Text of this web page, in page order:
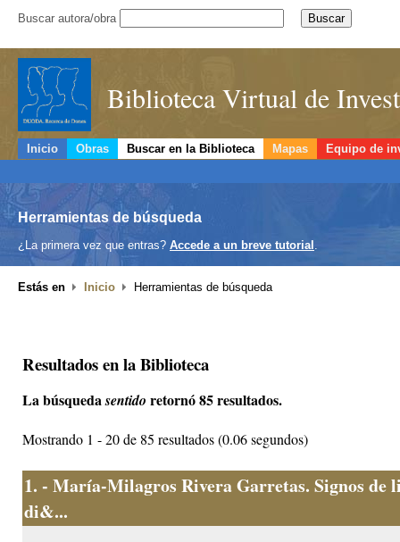
Buscar autora/obra
Biblioteca Virtual de
Inicio Obras Buscar en la Biblioteca Mapas Equipo de
Herramientas de búsqueda
¿La primera vez que entras? Accede a un breve tutorial .
Estás en Inicio Herramientas de búsqueda
Resultados en la Biblioteca
La búsquedasentido retornó 85 resultados.
Mostrando 1 - 20 de 85 resultados (0.06 segundos)
1. - María-Milagros Rivera Garretas. Signos de
di&...